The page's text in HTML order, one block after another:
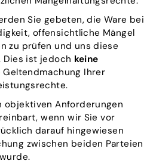
Sie gebeten, die Ware bei
offensichtliche Mängel
zu prüfen und uns diese
ist jedoch keine
Ihrer
objektiven Anforderungen
wenn wir Sie vor
darauf hingewiesen
zwischen beiden Parteien